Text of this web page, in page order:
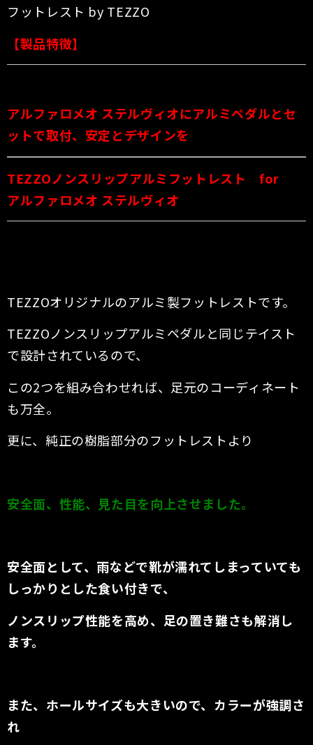
フットレスト by TEZZO
【製品特徴】
アルファロメオ ステルヴィオにアルミペダルとセ
ットで取付、安定とデザインを
TEZZOノンスリップアルミフットレスト for
アルファロメオ ステルヴィオ
TEZZOオリジナルのアルミ製フットレストです。
TEZZOノンスリップアルミペダルと同じテイスト
で設計されているので、
この2つを組み合わせれば、足元のコーディネート
も万全。
更に、純正の樹脂部分のフットレストより
安全面、性能、見た目を向上させました。
安全面として、雨などで靴が濡れてしまっていても
しっかりとした食い付きで、
ノンスリップ性能を高め、足の置き難さも解消し
ます。
また、ホールサイズも大きいので、カラーが強調さ
れ